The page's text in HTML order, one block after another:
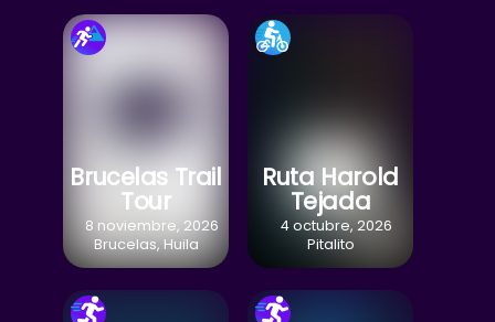
Brucelas Trail
Tour
8 noviembre, 2026
Brucelas, Huila
Ruta Harold
Tejada
4 octubre, 2026
Pitalito